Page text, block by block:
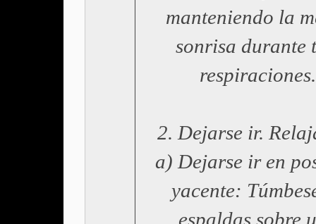
manteniendo la
sonrisa durante
respiraciones.
2. Dejarse ir.
a) Dejarse ir en
yacente:
espaldas sobre